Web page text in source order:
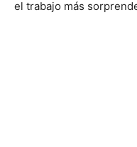
el trabajo más